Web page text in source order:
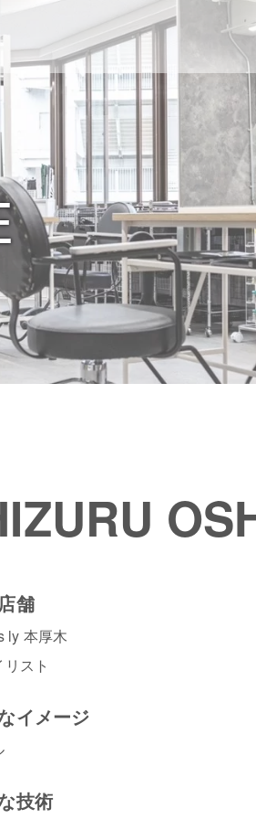
舗
ly 本厚木
スト
イメージ
技術